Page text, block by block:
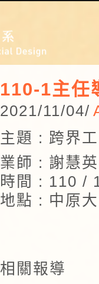
110-1主任
2021/11/04/
主題 : 跨界
業師 : 謝慧
時間 : 110 /
地點 : 中原
相關報導